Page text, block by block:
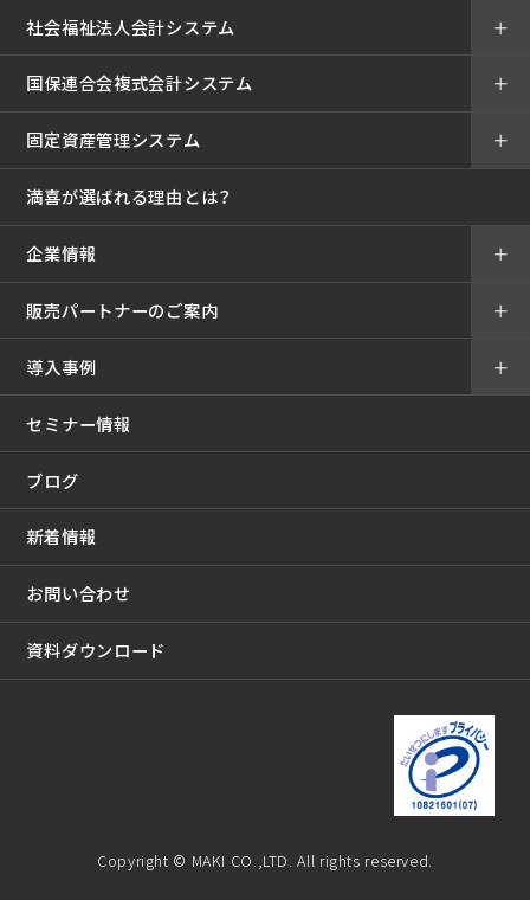
社会福祉法人会計システム ＋
国保連合会複式会計システム ＋
固定資産管理システム ＋
満喜が選ばれる理由とは？
企業情報 ＋
販売パートナーのご案内 ＋
導入事例
セミナー情報
＋
ブログ
新着情報
お問い合わせ
資料ダウンロード
Copyright © MAKI CO.,LTD. All rights reserved.